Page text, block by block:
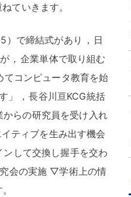
ていきます。
）で締結式があり ， 日
， 企業単体で取り組む
てコンピュータ教育を始
」 ， 長谷川亘KCG統括
らの研究員を受け入れ
ティブを生み出す機会
ンして交換し握手を交わ
会の実施 ▽学術上の情
。